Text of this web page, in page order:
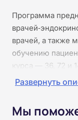
Программа
врачей, а также
обучению
курса — 36, 72 и
подходящий
патофизиологии
Развернуть
Мы